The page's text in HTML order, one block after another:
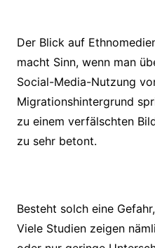
Der Blick auf
macht Sinn, wenn man
Social-Media-Nutzung
Migrationshintergrund
zu einem verfälschten
zu sehr betont.
Besteht solch eine
Viele Studien zeigen